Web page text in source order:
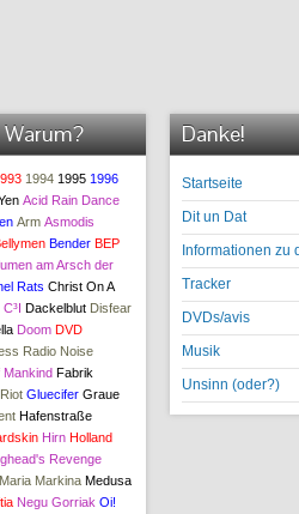
Warum?
1994 1995 1996
Acid Rain Dance
Arm Asmodis
Bender BEP
am Arsch der
Rats Christ On A
C³I Dackelblut Disfear
Doom DVD
Radio Noise
Mankind Fabrik
Gluecifer Graue
Hafenstraße
Hirn Holland
Revenge
Maria Markina Medusa
Negu Gorriak Oi!
Danke!
Startseite
Dit un Dat
Informationen zu
Tracker
DVDs/avis
Musik
Unsinn (oder?)